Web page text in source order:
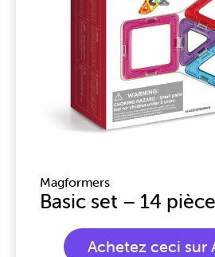
Magformers
Basic set – 14
Achetez ceci sur